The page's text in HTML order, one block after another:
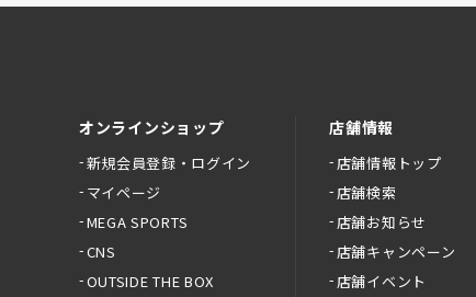
オンラインショップ
新規会員登録・ログイン
マイページ
MEGA SPORTS
CNS
OUTSIDE THE BOX
店舗情報
店舗情報トップ
店舗検索
店舗お知らせ
店舗キャンペーン
店舗イベント